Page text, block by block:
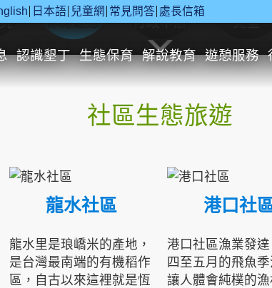
日本語 兒童網 常見問答 處長信箱
認識墾丁 生態保育 解說教育 遊憩服務
休閒遊憩 行政申辦 兒童
社區生態旅遊
龍水社區
龍水里是琅嶠米的產地，
是台灣最南端的有機稻作
區，自古以來這裡就是恆
港口社
港口社區漁業發
四至五月的飛魚季
讓人體會純樸的漁